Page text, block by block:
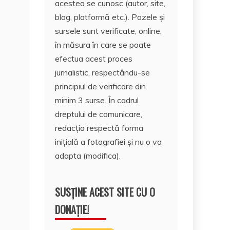
acestea se cunosc (autor, site,
blog, platformă etc.). Pozele și
sursele sunt verificate, online,
în măsura în care se poate
efectua acest proces
jurnalistic, respectându-se
principiul de verificare din
minim 3 surse. În cadrul
dreptului de comunicare,
redacția respectă forma
inițială a fotografiei și nu o va
adapta (modifica).
SUSȚINE ACEST SITE CU O
DONAȚIE!